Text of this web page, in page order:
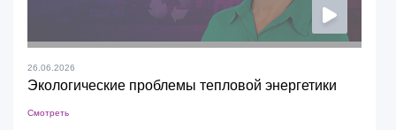
26.06.2026
Экологические проблемы тепловой энергетики
Смотреть